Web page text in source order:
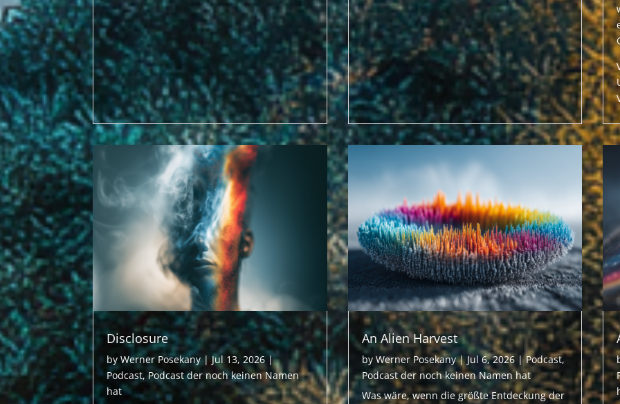
Disclosure
byWerner Posekany|Jul 13, 2026|
Podcast,Podcast der noch keinen Namen
hat
An Alien Harvest
by Werner Posekany|Jul 6, 2026|Podcast,
Podcast der noch keinen Namen hat
Was wäre, wenn die größte Entdeckung der